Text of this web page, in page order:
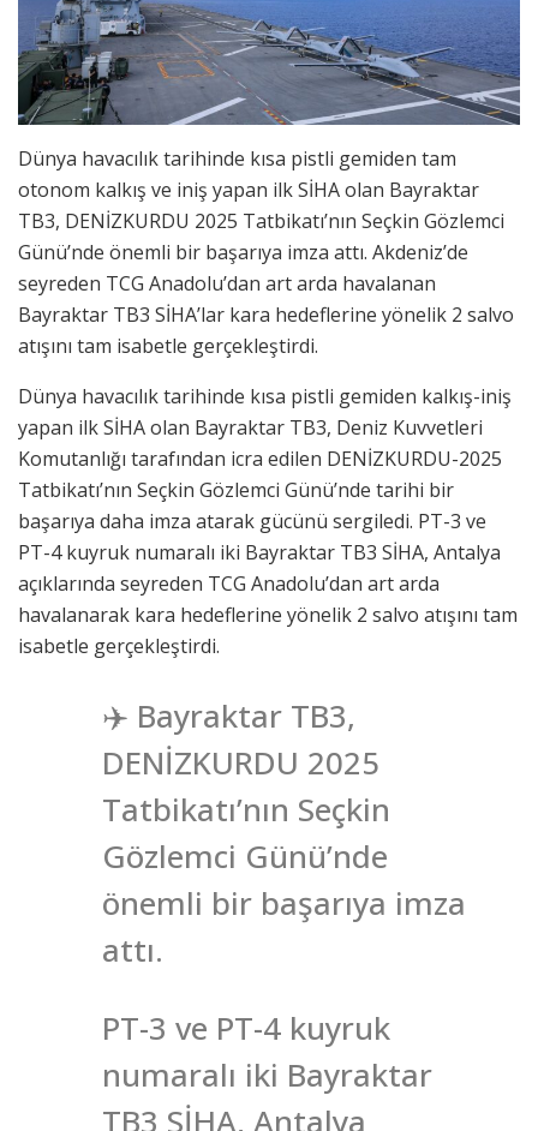
Dünya havacılık tarihinde kısa pistli gemiden tam
otonom kalkış ve iniş yapan ilk SİHA olan Bayraktar
TB3, DENİZKURDU 2025 Tatbikatı’nın Seçkin Gözlemci
Günü’nde önemli bir başarıya imza attı. Akdeniz’de
seyreden TCG Anadolu’dan art arda havalanan
Bayraktar TB3 SİHA’lar kara hedeflerine yönelik 2 salvo
atışını tam isabetle gerçekleştirdi.
Dünya havacılık tarihinde kısa pistli gemiden kalkış-iniş
yapan ilk SİHA olan Bayraktar TB3, Deniz Kuvvetleri
Komutanlığı tarafından icra edilen DENİZKURDU-2025
Tatbikatı’nın Seçkin Gözlemci Günü’nde tarihi bir
başarıya daha imza atarak gücünü sergiledi. PT-3 ve
PT-4 kuyruk numaralı iki Bayraktar TB3 SİHA, Antalya
açıklarında seyreden TCG Anadolu’dan art arda
havalanarak kara hedeflerine yönelik 2 salvo atışını tam
isabetle gerçekleştirdi.
✈️ Bayraktar TB3,
DENİZKURDU 2025
Tatbikatı’nın Seçkin
Gözlemci Günü’nde
önemli bir başarıya imza
attı.
PT-3 ve PT-4 kuyruk
numaralı iki Bayraktar
TB3 SİHA, Antalya